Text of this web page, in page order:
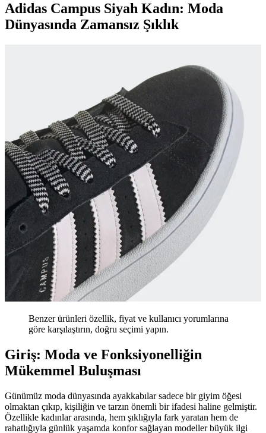
Adidas Campus Siyah Kadın: Moda
Dünyasında Zamansız Şıklık
Benzer ürünleri özellik, fiyat ve kullanıcı yorumlarına
göre karşılaştırın, doğru seçimi yapın.
Giriş: Moda ve Fonksiyonelliğin
Mükemmel Buluşması
Günümüz moda dünyasında ayakkabılar sadece bir giyim öğesi
olmaktan çıkıp, kişiliğin ve tarzın önemli bir ifadesi haline gelmiştir.
Özellikle kadınlar arasında, hem şıklığıyla fark yaratan hem de
rahatlığıyla günlük yaşamda konfor sağlayan modeller büyük ilgi